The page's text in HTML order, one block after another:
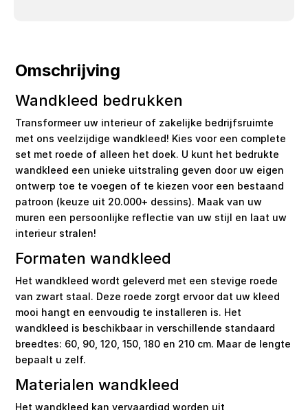
Omschrijving
Wandkleed bedrukken
Transformeer uw interieur of zakelijke bedrijfsruimte
met ons veelzijdige wandkleed! Kies voor een complete
set met roede of alleen het doek. U kunt het bedrukte
wandkleed een unieke uitstraling geven door uw eigen
ontwerp toe te voegen of te kiezen voor een bestaand
patroon (keuze uit 20.000+ dessins). Maak van uw
muren een persoonlijke reflectie van uw stijl en laat uw
interieur stralen!
Formaten wandkleed
Het wandkleed wordt geleverd met een stevige roede
van zwart staal. Deze roede zorgt ervoor dat uw kleed
mooi hangt en eenvoudig te installeren is. Het
wandkleed is beschikbaar in verschillende standaard
breedtes: 60, 90, 120, 150, 180 en 210 cm. Maar de lengte
bepaalt u zelf.
Materialen wandkleed
Het wandkleed kan vervaardigd worden uit